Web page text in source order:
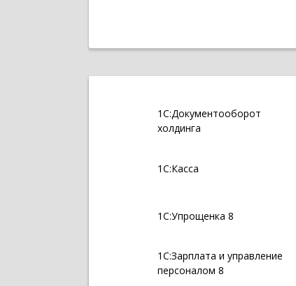
1С:Документооборот
холдинга
1С:Касса
1С:Упрощенка 8
1С:Зарплата и управление
персоналом 8